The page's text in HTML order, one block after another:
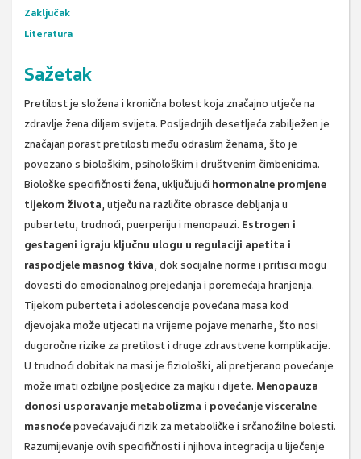
Zaključak
Literatura
Sažetak
Pretilost je složena i kronična bolest koja značajno utječe na
zdravlje žena diljem svijeta. Posljednjih desetljeća zabilježen je
značajan porast pretilosti među odraslim ženama, što je
povezano s biološkim, psihološkim i društvenim čimbenicima.
Biološke specifičnosti žena, uključujući hormonalne promjene
tijekom života, utječu na različite obrasce debljanja u
pubertetu, trudnoći, puerperiju i menopauzi. Estrogen i
gestageni igraju ključnu ulogu u regulaciji apetita i
raspodjele masnog tkiva, dok socijalne norme i pritisci mogu
dovesti do emocionalnog prejedanja i poremećaja hranjenja.
Tijekom puberteta i adolescencije povećana masa kod
djevojaka može utjecati na vrijeme pojave menarhe, što nosi
dugoročne rizike za pretilost i druge zdravstvene komplikacije.
U trudnoći dobitak na masi je fiziološki, ali pretjerano povećanje
može imati ozbiljne posljedice za majku i dijete. Menopauza
donosi usporavanje metabolizma i povećanje visceralne
masnoćepovećavajući rizik za metaboličke i srčanožilne bolesti.
Razumijevanje ovih specifičnosti i njihova integracija u liječenje